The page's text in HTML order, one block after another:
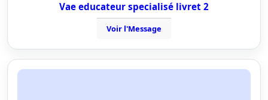
Vae educateur specialisé livret 2
Voir l'Message